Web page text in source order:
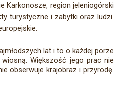
Karkonosze, region jeleniogórski
turystyczne i zabytki oraz ludzi.
lat i to o każdej porze
Większość jego prac nie
obserwuje krajobraz i przyrodę.